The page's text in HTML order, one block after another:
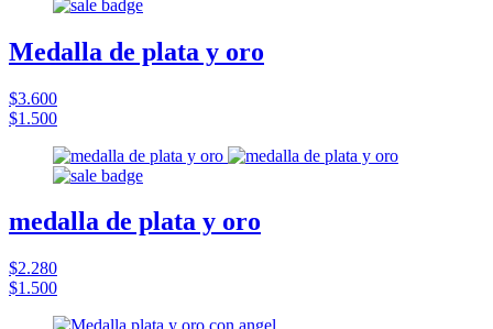
Medalla de plata y oro
$3.600
$1.500
medalla de plata y oro
$2.280
$1.500